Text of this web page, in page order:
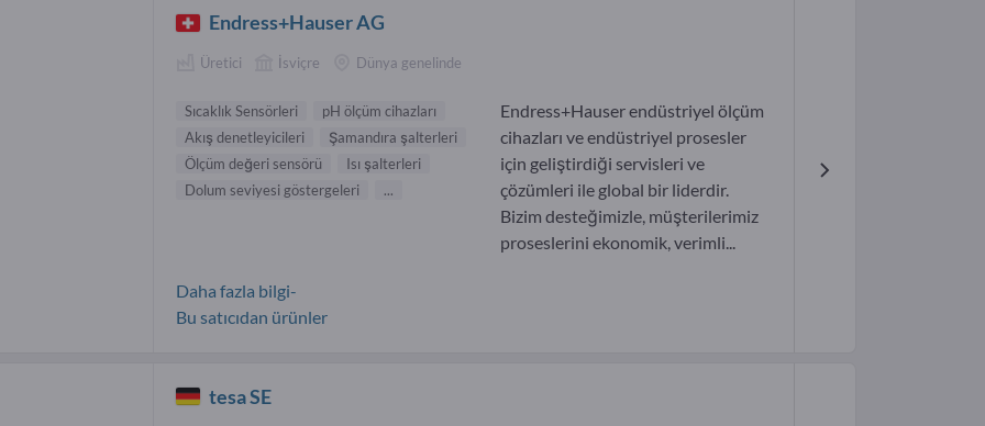
Endress+Hauser AG
Üretici İsviçre Dünya genelinde
Sıcaklık Sensörleri
pH ölçüm cihazları
Akış denetleyicileri
Şamandıra şalterleri
Ölçüm değeri sensörü
Isı şalterleri
Dolum seviyesi göstergeleri
...
Endress+Hauser endüstriyel ölçüm
cihazları ve endüstriyel prosesler
için geliştirdiği servisleri ve
çözümleri ile global bir liderdir.
Bizim desteğimizle, müşterilerimiz
proseslerini ekonomik, verimli...
Daha fazla bilgi-
Bu satıcıdan ürünler
tesa SE